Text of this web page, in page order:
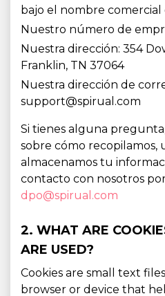
bajo el nombre comercial
Nuestro número de
Nuestra dirección: 354
Franklin, TN 37064
Nuestra dirección de
support@spirual.com
Si tienes alguna
sobre cómo recopilamos,
almacenamos tu
contacto con nosotros
dpo@spirual.com
2. WHAT ARE
ARE USED?
Cookies are small text
browser or device that